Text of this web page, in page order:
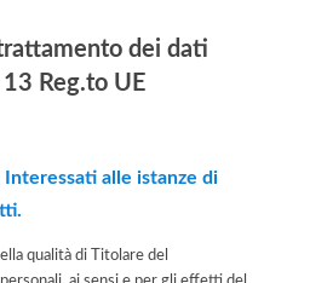
dei dati
Reg.to UE
alle istanze di
qualità di Titolare del
ai sensi e per gli effetti del